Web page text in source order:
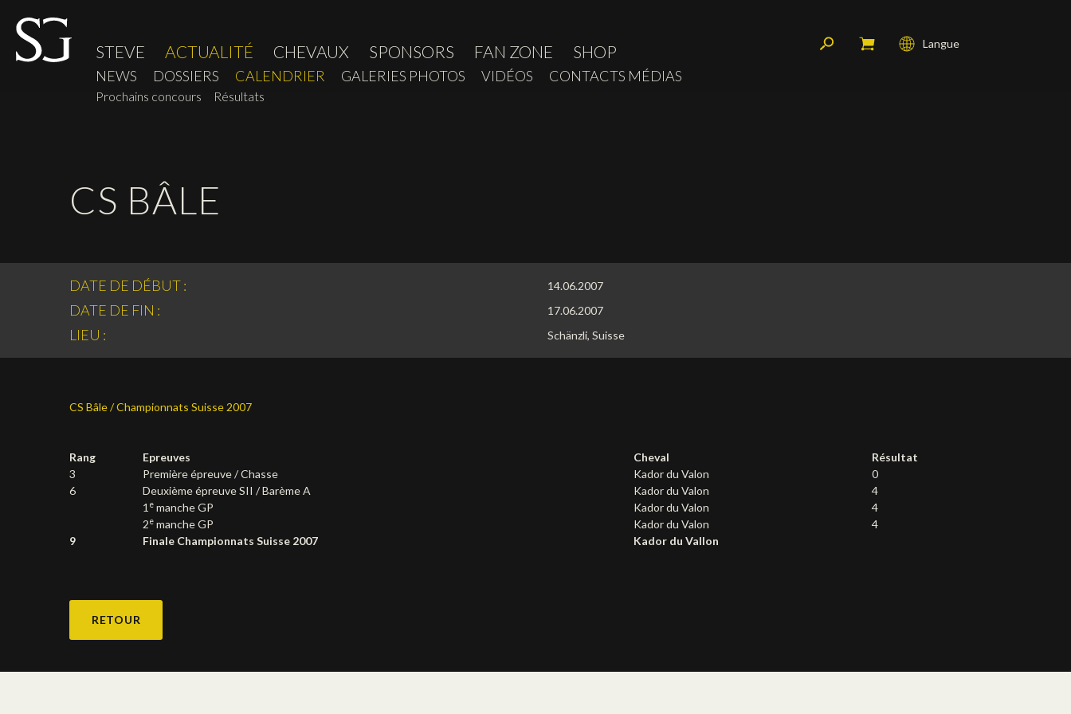
STEVE ACTUALITÉ CHEVAUX SPONSORS FAN ZONE SHOP
NEWS DOSSIERS CALENDRIER
Prochains concours Résultats
GALERIES PHOTOS VIDÉOS CONTACTS MÉDIAS
Langue
CS BÂLE
DATE DE DÉBUT : 14.06.2007
DATE DE FIN : 17.06.2007
LIEU : Schänzli, Suisse
CS Bâle / Championnats Suisse 2007
Rang Epreuves Cheval
Résultat
3
Première épreuve / Chasse Kador du Valon
0
6
Deuxième épreuve SII / Barème A Kador du Valon
4
1 e manche GP Kador du Valon
4
2e manche GP Kador du Valon
4
9
Finale Championnats Suisse 2007 Kador du Vallon
RETOUR